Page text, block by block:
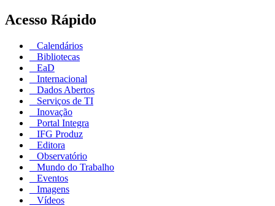
Acesso Rápido
Calendários
Bibliotecas
EaD
Internacional
Dados Abertos
Serviços de TI
Inovação
Portal Integra
IFG Produz
Editora
Observatório
Mundo do Trabalho
Eventos
Imagens
Vídeos